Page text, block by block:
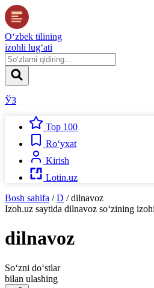
O‘zbek tilining
izohli lug‘ati
ЎЗ
Top 100
Ro‘yxat
Kirish
Lotin.uz
Bosh sahifa / D / dilnavoz
Izoh.uz saytida dilnavoz so‘zining
dilnavoz
So‘zni do‘stlar
bilan ulashing